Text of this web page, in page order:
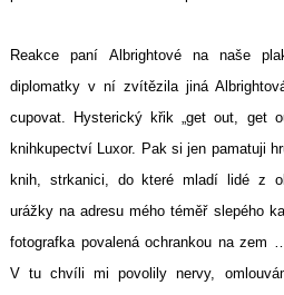
Reakce paní Albrightové na naše
diplomatky v ní zvítězila jiná
cupovat. Hysterický křik „get out, get
knihkupectví Luxor. Pak si jen pamatuji
knih, strkanici, do které mladí lidé z
urážky na adresu mého téměř slepého
fotografka povalená ochrankou na zem
V tu chvíli mi povolily nervy,